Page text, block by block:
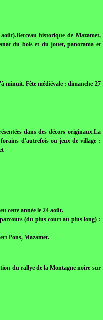
historique de Mazamet,
du bois et du jouet, panorama et
minuit. Fête médiévale : dimanche 27
dans des décors originaux.La
d'autrefois ou jeux de village :
cette année le 24 août.
(du plus court au plus long) :
Pons, Mazamet.
du rallye de la Montagne noire sur